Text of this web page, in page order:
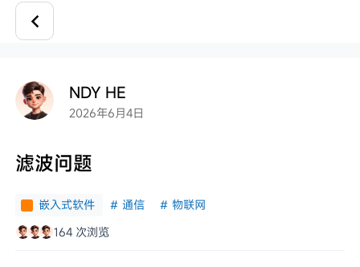
NDY HE
2026年6月4日
滤波问题
嵌入式软件 # 通信 # 物联网
164 次浏览